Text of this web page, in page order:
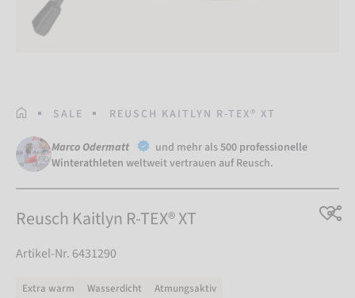
STARTSEITE
SALE REUSCH KAITLYN R-TEX® XT
Marco Odermatt und mehr als500 professionelle
Winterathleten weltweit vertrauen auf Reusch.
Reusch Kaitlyn R-TEX® XT
Artikel-Nr. 6431290
Extra warm Wasserdicht Atmungsaktiv